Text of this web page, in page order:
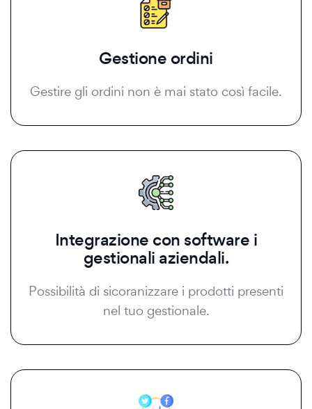
Gestione ordini
Gestire gli ordini non è mai stato così facile.
Integrazione con software i
gestionali aziendali.
Possibilità di sicoranizzare i prodotti presenti
nel tuo gestionale.